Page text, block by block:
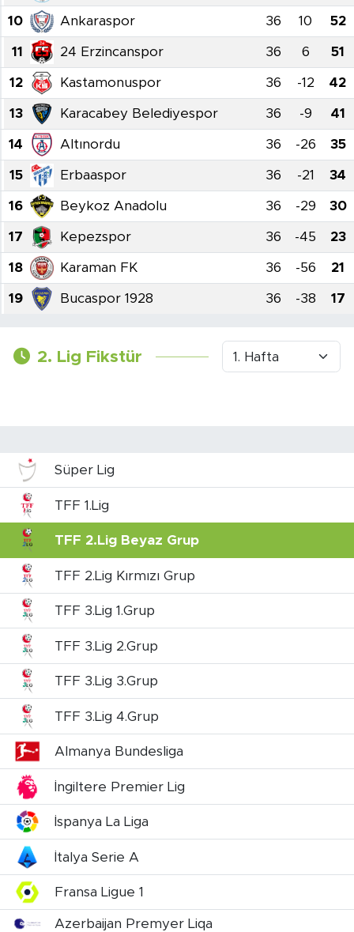
10 Ankaraspor 36 10 52
11 24 Erzincanspor 36 6 51
12 Kastamonuspor 36 -12 42
13 Karacabey Belediyespor 36 -9 41
14 Altınordu 36 -26 35
15 Erbaaspor 36 -21 34
16 Beykoz Anadolu 36 -29 30
17 Kepezspor 36 -45 23
18 Karaman FK 36 -56 21
19 Bucaspor 1928 36 -38 17
2. Lig Fikstür
Süper Lig
TFF 1.Lig
TFF 2.Lig Beyaz Grup
TFF 2.Lig Kırmızı Grup
TFF 3.Lig 1.Grup
TFF 3.Lig 2.Grup
TFF 3.Lig 3.Grup
TFF 3.Lig 4.Grup
Almanya Bundesliga
İngiltere Premier Lig
İspanya La Liga
İtalya Serie A
Fransa Ligue 1
Azerbaijan Premyer Liqa